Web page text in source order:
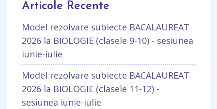
Articole Recente
Model rezolvare subiecte BACALAUREAT
2026 la BIOLOGIE (clasele 9-10) - sesiunea
iunie-iulie
Model rezolvare subiecte BACALAUREAT
2026 la BIOLOGIE (clasele 11-12) -
sesiunea iunie-iulie